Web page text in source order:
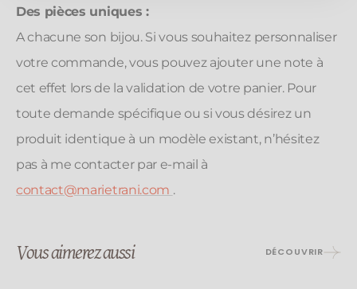
Des pièces uniques :
A chacune son bijou. Si vous souhaitez personnaliser
votre commande, vous pouvez ajouter une note à
cet effet lors de la validation de votre panier. Pour
toute demande spécifique ou si vous désirez un
produit identique à un modèle existant, n’hésitez
pas à me contacter par e-mail à
contact@marietrani.com .
Vous aimerez aussi DÉCOUVRIR